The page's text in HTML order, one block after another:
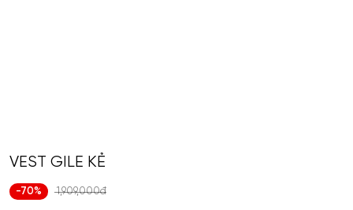
VEST GILE KẺ
-70% 1,909,000đ